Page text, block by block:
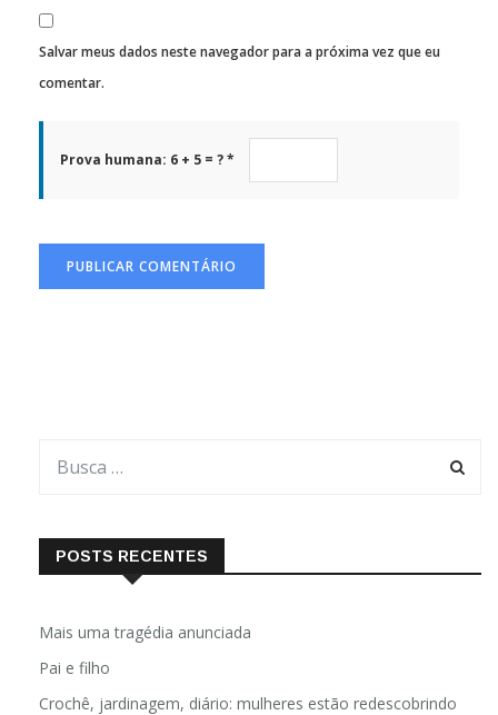
Salvar meus dados neste navegador para a próxima vez que eu
comentar.
Prova humana: 6 + 5 = ? *
POSTS RECENTES
Mais uma tragédia anunciada
Pai e filho
Crochê, jardinagem, diário: mulheres estão redescobrindo